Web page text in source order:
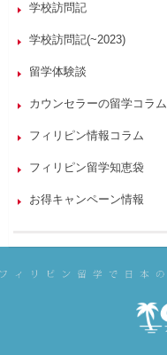
学校訪問記
学校訪問記(~2023)
留学体験談
カウンセラーの留学コラム
フィリピン情報コラム
フィリピン留学知恵袋
お得キャンペーン情報